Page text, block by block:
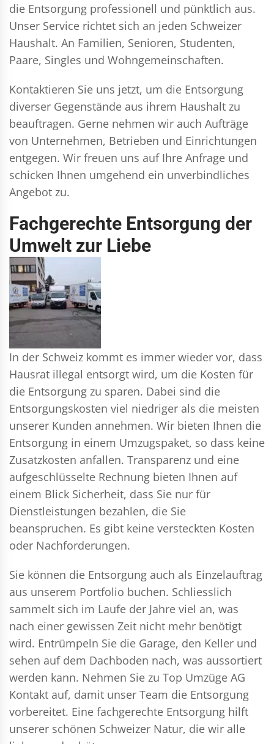
die Entsorgung professionell und pünktlich aus.
Unser Service richtet sich an jeden Schweizer
Haushalt. An Familien, Senioren, Studenten,
Paare, Singles und Wohngemeinschaften.
Kontaktieren Sie uns jetzt, um die Entsorgung
diverser Gegenstände aus ihrem Haushalt zu
beauftragen. Gerne nehmen wir auch Aufträge
von Unternehmen, Betrieben und Einrichtungen
entgegen. Wir freuen uns auf Ihre Anfrage und
schicken Ihnen umgehend ein unverbindliches
Angebot zu.
Fachgerechte Entsorgung der
Umwelt zur Liebe
In der Schweiz kommt es immer wieder vor, dass
Hausrat illegal entsorgt wird, um die Kosten für
die Entsorgung zu sparen. Dabei sind die
Entsorgungskosten viel niedriger als die meisten
unserer Kunden annehmen. Wir bieten Ihnen die
Entsorgung in einem Umzugspaket, so dass keine
Zusatzkosten anfallen. Transparenz und eine
aufgeschlüsselte Rechnung bieten Ihnen auf
einem Blick Sicherheit, dass Sie nur für
Dienstleistungen bezahlen, die Sie
beanspruchen. Es gibt keine versteckten Kosten
oder Nachforderungen.
Sie können die Entsorgung auch als Einzelauftrag
aus unserem Portfolio buchen. Schliesslich
sammelt sich im Laufe der Jahre viel an, was
nach einer gewissen Zeit nicht mehr benötigt
wird. Entrümpeln Sie die Garage, den Keller und
sehen auf dem Dachboden nach, was aussortiert
werden kann. Nehmen Sie zu Top Umzüge AG
Kontakt auf, damit unser Team die Entsorgung
vorbereitet. Eine fachgerechte Entsorgung hilft
unserer schönen Schweizer Natur, die wir alle